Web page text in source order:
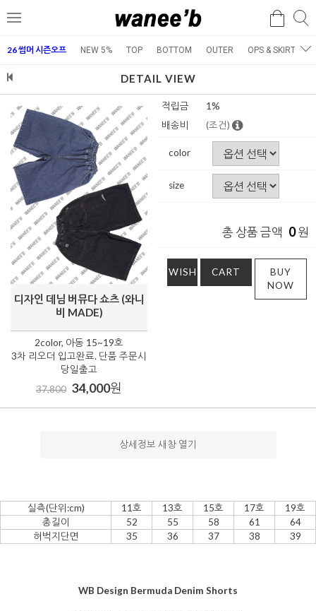
메
검
26 썸머 시즌오프 NEW 5% TOP BOTTOM OUTER OPS & SKIRT
DETAIL VIEW
디자인 데님 버뮤다 쇼츠 (와니
비 MADE)
2color, 아동 15~19호
3차 리오더 입고완료. 단품 주문시
당일출고
37,800 34,000원
적립금
1%
배송비
(조건)
color
size
총 상품 금액 0원
WISH CART
BUY
NOW
상세정보 새창 열기
실측(단위:cm) 11호 13호 15호 17호
19호
총길이
52 55 58 61
64
허벅지단면
35 36 37 38 39
WB Design Bermuda Denim Shorts